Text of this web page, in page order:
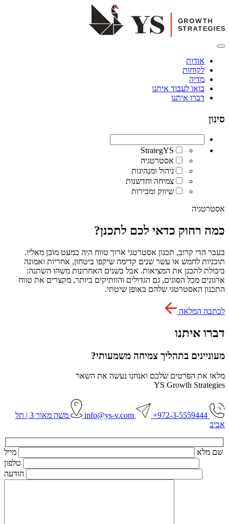
אודות
לקוחות
מדיה
בואו לעבוד איתנו
דברו איתנו
סינון
StrategYS
אסטרטגיה
ניהול ומנהיגות
צמיחה וחדשנות
שיווק ומכירות
אסטרטגיה
כמה רחוק כדאי לכם לתכנן?
בעבר הדי קרוב, תכנון אסטרטגי ארוך טווח היה כמעט מובן מאליו.
תוכניות לחמש או עשר שנים קדימה שיקפו ביטחון, אחריות ואמונה
ביכולת לתכנן את המציאות. אבל בשנים האחרונות משהו השתנה:
ארגונים מכל הסוגים, גם הגדולים והוותיקים ביותר, מקצרים את טווח
התכנון האסטרטגי שלהם באופן שיטתי.
לכתבה המלאה
דברו איתנו
מעוניינים בתהליך צמיחה משמעותי?
מלאו את הפרטים שלכם ואנחנו נעשה את השאר
YS Growth Strategies
info@ys-v.com
משה מאור 3 | תל
אביב
שם מלא
מייל
טלפון
הודעה